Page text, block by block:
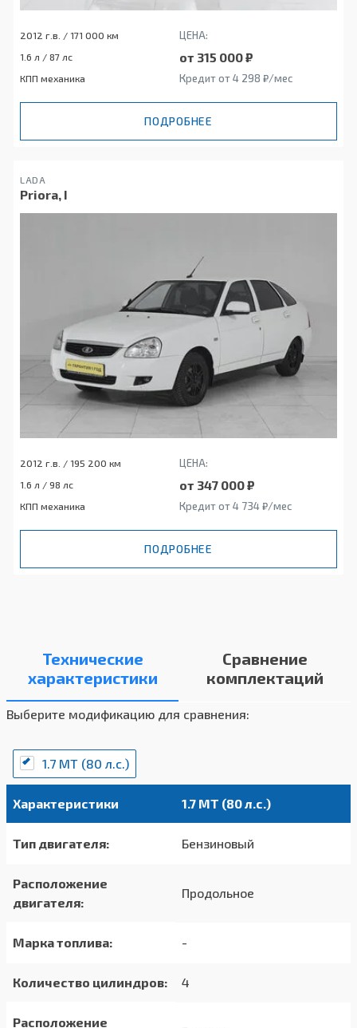
2012 г.в. / 171 000 км ЦЕНА:
1.6 л / 87 лс от 315 000 ₽
КПП механика Кредит от 4 298 ₽/мес
ПОДРОБНЕЕ
LADA
Priora, I
2012 г.в. / 195 200 км ЦЕНА:
1.6 л / 98 лс от 347 000 ₽
КПП механика Кредит от 4 734 ₽/мес
ПОДРОБНЕЕ
Технические
характеристики
Сравнение
комплектаций
Выберите модификацию для сравнения:
1.7 MT (80 л.с.)
Характеристики 1.7 MT (80 л.с.)
Тип двигателя: Бензиновый
Расположение
двигателя:
Продольное
Марка топлива: -
Количество цилиндров: 4
Расположение